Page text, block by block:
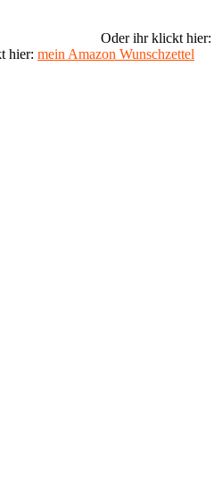
Oder ihr klickt hier:
hier: mein Amazon Wunschzettel